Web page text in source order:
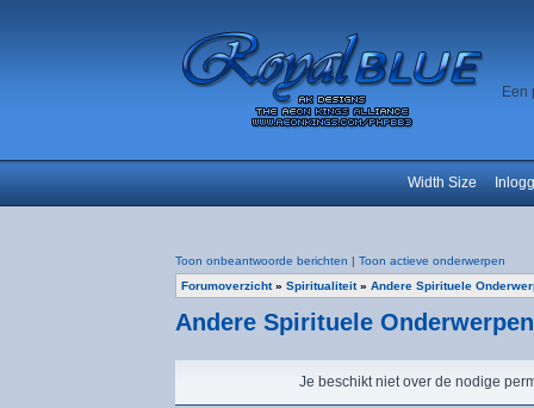
Een
Width Size
Toon onbeantwoorde berichten | Toon actieve onderwerpen
Forumoverzicht» Spiritualiteit» Andere Spirituele
Andere Spirituele Onderwerpen
Je beschikt niet over de nodige